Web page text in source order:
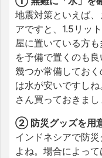
地震対策といえば
アですと、1.5リッ
屋に置いている方
を予備で置くのも
幾つか常備してお
は水が安いですし
さん買っておきまし
② 防災グッズを用
インドネシアで防
よね。場合によっ